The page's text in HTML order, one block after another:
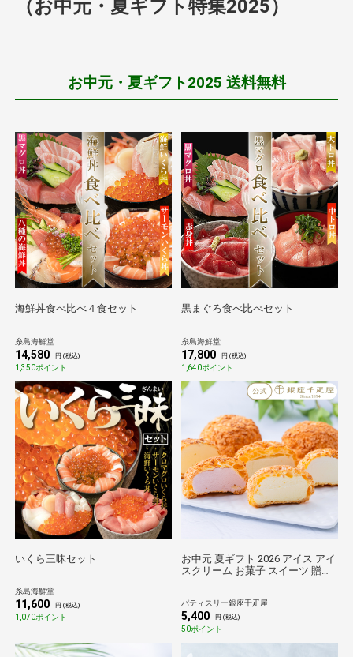
（お中元・夏ギフト特集2025）
お中元・夏ギフト2025 送料無料
海鮮丼食べ比べ４食セット
糸島海鮮堂
14,580 円 (税込)
1,350ポイント
黒まぐろ食べ比べセット
糸島海鮮堂
17,800 円 (税込)
1,640ポイント
いくら三昧セット
糸島海鮮堂
11,600 円 (税込)
1,070ポイント
お中元 夏ギフト 2026 アイス アイ
スクリーム お菓子 スイーツ 贈り
イス
パティスリー銀座千疋屋
5,400 円 (税込)
50ポイント